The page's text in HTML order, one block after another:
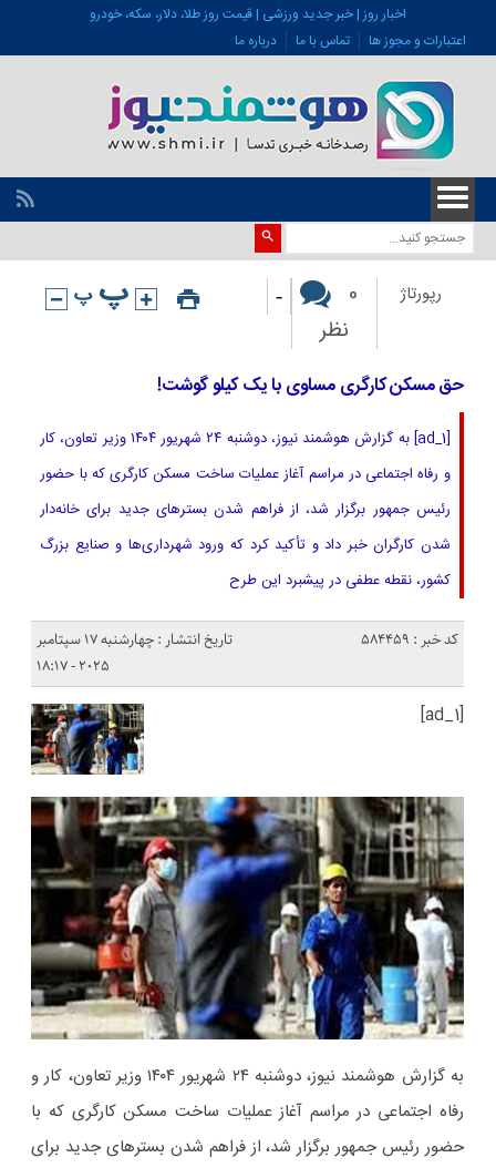
اخبار روز | خبر جدید ورزشی | قیمت روز طلا، دلار، سکه، خودرو
اعتبارات و مجوز ها
تماس با ما درباره ما
رپورتاژ
0
نظر
-
حق مسکن کارگری مساوی با یک کیلو گوشت!
[ad_1] به گزارش هوشمند نیوز، دوشنبه ۲۴ شهریور ۱۴۰۴ وزیر تعاون، کار
و رفاه اجتماعی در مراسم آغاز عملیات ساخت مسکن کارگری که با حضور
رئیس جمهور برگزار شد، از فراهم شدن بسترهای جدید برای خانه‌دار
شدن کارگران خبر داد و تأکید کرد که ورود شهرداری‌ها و صنایع بزرگ
کشور، نقطه عطفی در پیشبرد این طرح
کد خبر : 584459
تاریخ انتشار : چهارشنبه 17 سپتامبر
2025 - 18:17
[ad_1]
به گزارش هوشمند نیوز، دوشنبه ۲۴ شهریور ۱۴۰۴ وزیر تعاون، کار و
رفاه اجتماعی در مراسم آغاز عملیات ساخت مسکن کارگری که با
حضور رئیس جمهور برگزار شد، از فراهم شدن بسترهای جدید برای